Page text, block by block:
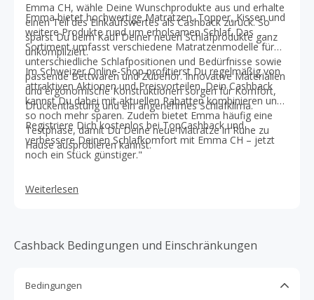
Emma CH, wähle Deine Wunschprodukte aus und erhalte
einen Teil des Einkaufswertes als Cashback zurück. So
sparst Du beim Kauf Deiner neuen Schlafprodukte ganz
unkompliziert.
Emma bietet hochwertige Matratzen, Topper, Kissen und
weitere Produkte rund um erholsamen Schlaf. Das
Sortiment umfasst verschiedene Matratzenmodelle für
unterschiedliche Schlafpositionen und Bedürfnisse sowie
passende Bettwaren und Zubehör. Innovative Materialien
und ergonomische Konstruktionen sorgen für Komfort,
Druckentlastung und ein angenehmes Schlafklima.
Im Schweizer Online-Shop profitierst Du regelmäßig von
attraktiven Aktionen und Preisvorteilen. Dein Cashback
kannst Du dabei mit aktuellen Rabatten kombinieren und
so noch mehr sparen. Zudem bietet Emma häufig eine
Testphase, damit Du Deine neue Matratze in Ruhe zu
Hause ausprobieren kannst.
Registriere Dich kostenlos bei TopCashback und
verbessere Deinen Schlafkomfort mit Emma CH – jetzt
noch ein Stück günstiger."
Weiterlesen
Cashback Bedingungen und Einschränkungen
Bedingungen